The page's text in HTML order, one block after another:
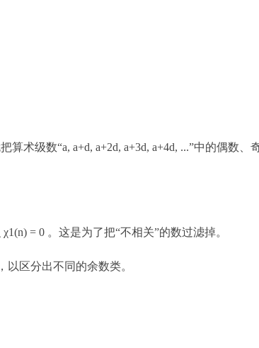
术级数“a, a+d, a+2d, a+3d, a+4d, ...”中的偶数
= 0 。这是为了把“不相关”的数过滤掉。
以区分出不同的余数类。